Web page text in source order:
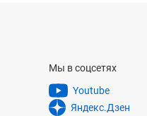
Мы в соцсетях
Youtube
Яндекс.Дзен